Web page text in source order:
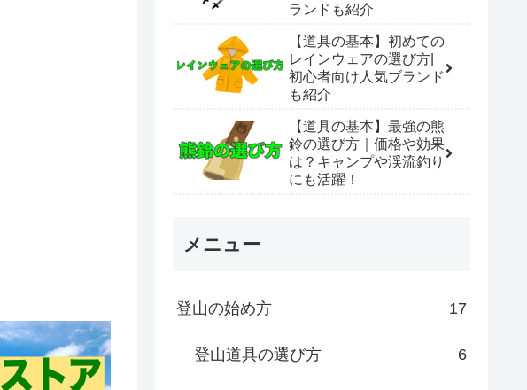
ランドも紹介
【道具の基本】初めての
レインウェアの選び方|
初心者向け人気ブランド
も紹介
【道具の基本】最強の熊
鈴の選び方｜価格や効果
は？キャンプや渓流釣り
にも活躍！
メニュー
登山の始め方 17
登山道具の選び方 6